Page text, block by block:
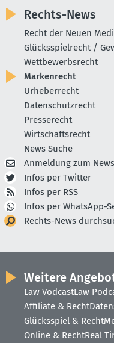
Rechts-News
Recht der Neuen
Glücksspielrecht /
Wettbewerbsrecht
Markenrecht
Urheberrecht
Datenschutzrecht
Presserecht
Wirtschaftsrecht
News Suche
Anmeldung zum
Infos per Twitter
Infos per RSS
Infos per WhatsApp-
Rechts-News
Weitere
Law VodcastLaw
Affiliate & Recht
Glücksspiel & Recht
Online & RechtReal